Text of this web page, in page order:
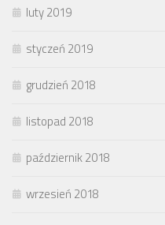
luty 2019
styczeń 2019
grudzień 2018
listopad 2018
październik 2018
wrzesień 2018